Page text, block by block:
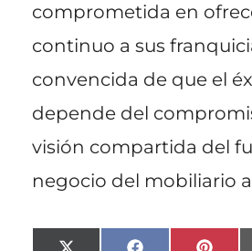
comprometida en
continuo a sus
convencida de que el
depende del
visión compartida del
negocio del mobiliario